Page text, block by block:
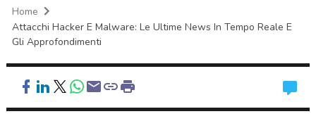
Home
Attacchi Hacker E Malware: Le Ultime News In Tempo Reale E
Gli Approfondimenti